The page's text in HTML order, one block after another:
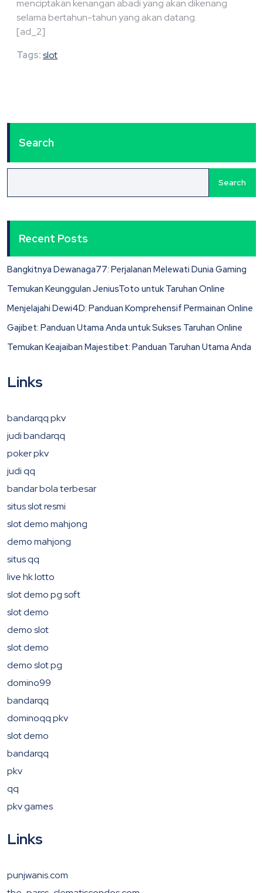
menciptakan kenangan abadi yang akan dikenang
selama bertahun-tahun yang akan datang.
[ad_2]
Tags:slot
Search
Search
Recent Posts
Bangkitnya Dewanaga77: Perjalanan Melewati Dunia Gaming
Temukan Keunggulan JeniusToto untuk Taruhan Online
Menjelajahi Dewi4D: Panduan Komprehensif Permainan Online
Gajibet: Panduan Utama Anda untuk Sukses Taruhan Online
Temukan Keajaiban Majestibet: Panduan Taruhan Utama Anda
Links
bandarqq pkv
judi bandarqq
poker pkv
judi qq
bandar bola terbesar
situs slot resmi
slot demo mahjong
demo mahjong
situs qq
live hk lotto
slot demo pg soft
slot demo
demo slot
slot demo
demo slot pg
domino99
bandarqq
dominoqq pkv
slot demo
bandarqq
pkv
qq
pkv games
Links
punjwanis.com